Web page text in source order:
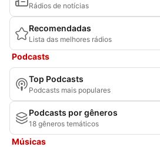
Rádios de notícias
Recomendadas
Lista das melhores rádios
Podcasts
Top Podcasts
Podcasts mais populares
Podcasts por gêneros
18 gêneros temáticos
Músicas